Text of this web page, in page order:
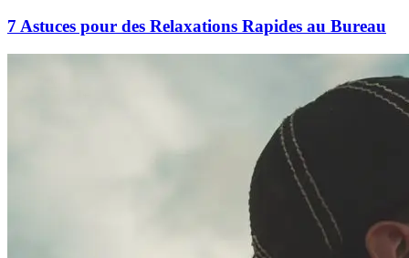
7 Astuces pour des Relaxations Rapides au Bureau